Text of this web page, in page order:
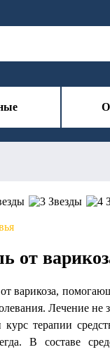
от
варикоза,
Лечение не
терапии
В составе